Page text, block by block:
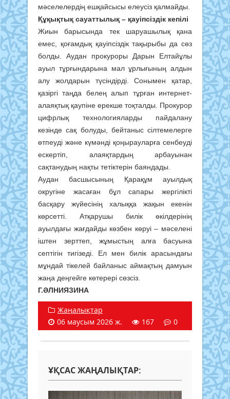
мәселелердің ешқайсысы елеусіз қалмайды.
Құқықтық сауаттылық – қауіпсіздік кепілі
Жиын барысында тек шаруашылық қана
емес, қоғамдық қауіпсіздік тақырыбы да сөз
болды. Аудан прокуроры Дарын Елтайұлы
ауыл тұрғындарына мал ұрлығының алдын
алу жолдарын түсіндірді. Сонымен қатар,
қазіргі таңда белең алып тұрған интернет-
алаяқтық қаупіне ерекше тоқталды. Прокурор
цифрлық технологияларды пайдалану
кезінде сақ болуды, бейтаныс сілтемелерге
өтпеуді және күмәнді қоңырауларға сенбеуді
ескертіп, алаяқтардың арбауынан
сақтанудың нақты тетіктерін баяндады.
Аудан басшысының Қарақұм ауылдық
округіне жасаған бұл сапары жергілікті
басқару жүйесінің халыққа жақын екенін
көрсетті. Атқарушы билік өкілдерінің
ауылдағы жағдайды көзбен көруі – мәселені
іштен зерттеп, жұмыстың алға басуына
септігін тигізеді. Ел мен билік арасындағы
мұндай тікелей байланыс аймақтың дамуын
жаңа деңгейге көтерері сөзсіз.
Г.ӘЛНИЯЗИНА
Жаңалықтар
06 маусым 2026 ж.
167 0
ҰҚСАС ЖАҢАЛЫҚТАР: